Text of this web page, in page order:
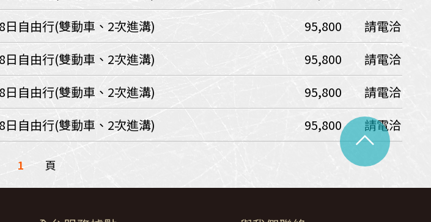
中東
海灣５國
土耳其
沙烏地阿拉伯
阿曼
卡達
科威特
巴林
澳洲
紐西蘭
大溪地
兩極會
阿拉斯加
巴拿馬運河
請電洽
自由行(雙動車、2次進溝)
95,800
請電洽
自由行(雙動車、2次進溝)
95,800
請電洽
自由行(雙動車、2次進溝)
95,800
請電洽
自由行(雙動車、2次進溝) 95,800
1 頁 ^